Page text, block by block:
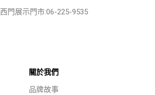
西門展示門市:06-225-9535
關於我們
品牌故事